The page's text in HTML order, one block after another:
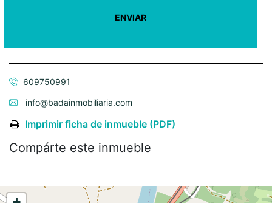
609750991
info@badainmobiliaria.com
Imprimir ficha de inmueble (PDF)
Compárte este inmueble